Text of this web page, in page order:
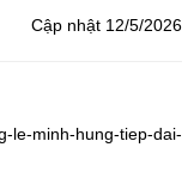
Cập nhật 12/5/2026
le-minh-hung-tiep-dai-